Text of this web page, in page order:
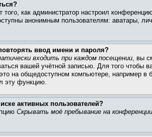
того, как администратор настроил
анонимным пользователям: аватары,
ввод имени и пароля?
входить при каждом посещении, вы
вашей учётной записью. Для того
на общедоступном компьютере, например в
эту функцию.
активных пользователей?
Скрывать моё пребывание на конференции